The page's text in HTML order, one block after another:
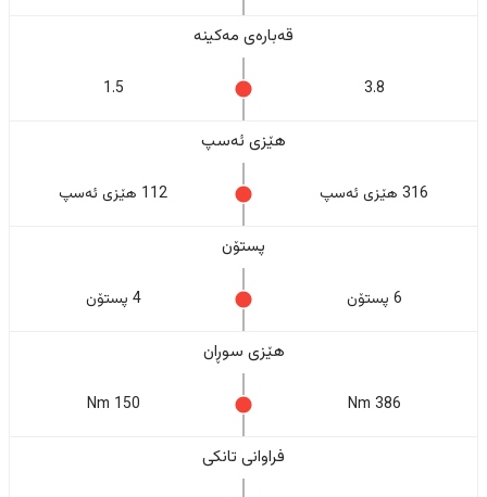
قەبارەی مەکینە
3.8
1.5
هێزی ئەسپ
316 هێزی ئەسپ 112 هێزی ئەسپ
پستۆن
6 پستۆن 4 پستۆن
هێزی سوڕان
386 Nm
150 Nm
فراوانی تانکی